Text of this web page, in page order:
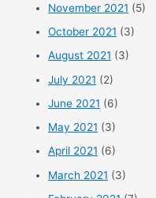
November 2021 (5)
October 2021 (3)
August 2021 (3)
July 2021 (2)
June 2021 (6)
May 2021 (3)
April 2021 (6)
March 2021 (3)